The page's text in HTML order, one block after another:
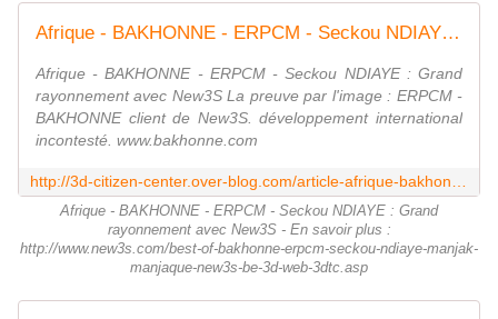
Afrique - BAKHONNE - ERPCM - Seckou NDIAYE : Grand rayonnement avec New3S - 3D CITIZEN CENTER
Afrique - BAKHONNE - ERPCM - Seckou NDIAYE : Grand
rayonnement avec New3S La preuve par l'image : ERPCM -
BAKHONNE client de New3S. développement international
incontesté. www.bakhonne.com
Afrique - BAKHONNE - ERPCM - Seckou NDIAYE : Grand
rayonnement avec New3S - En savoir plus :
http://www.new3s.com/best-of-bakhonne-erpcm-seckou-ndiaye-manjak-
manjaque-new3s-be-3d-web-3dtc.asp